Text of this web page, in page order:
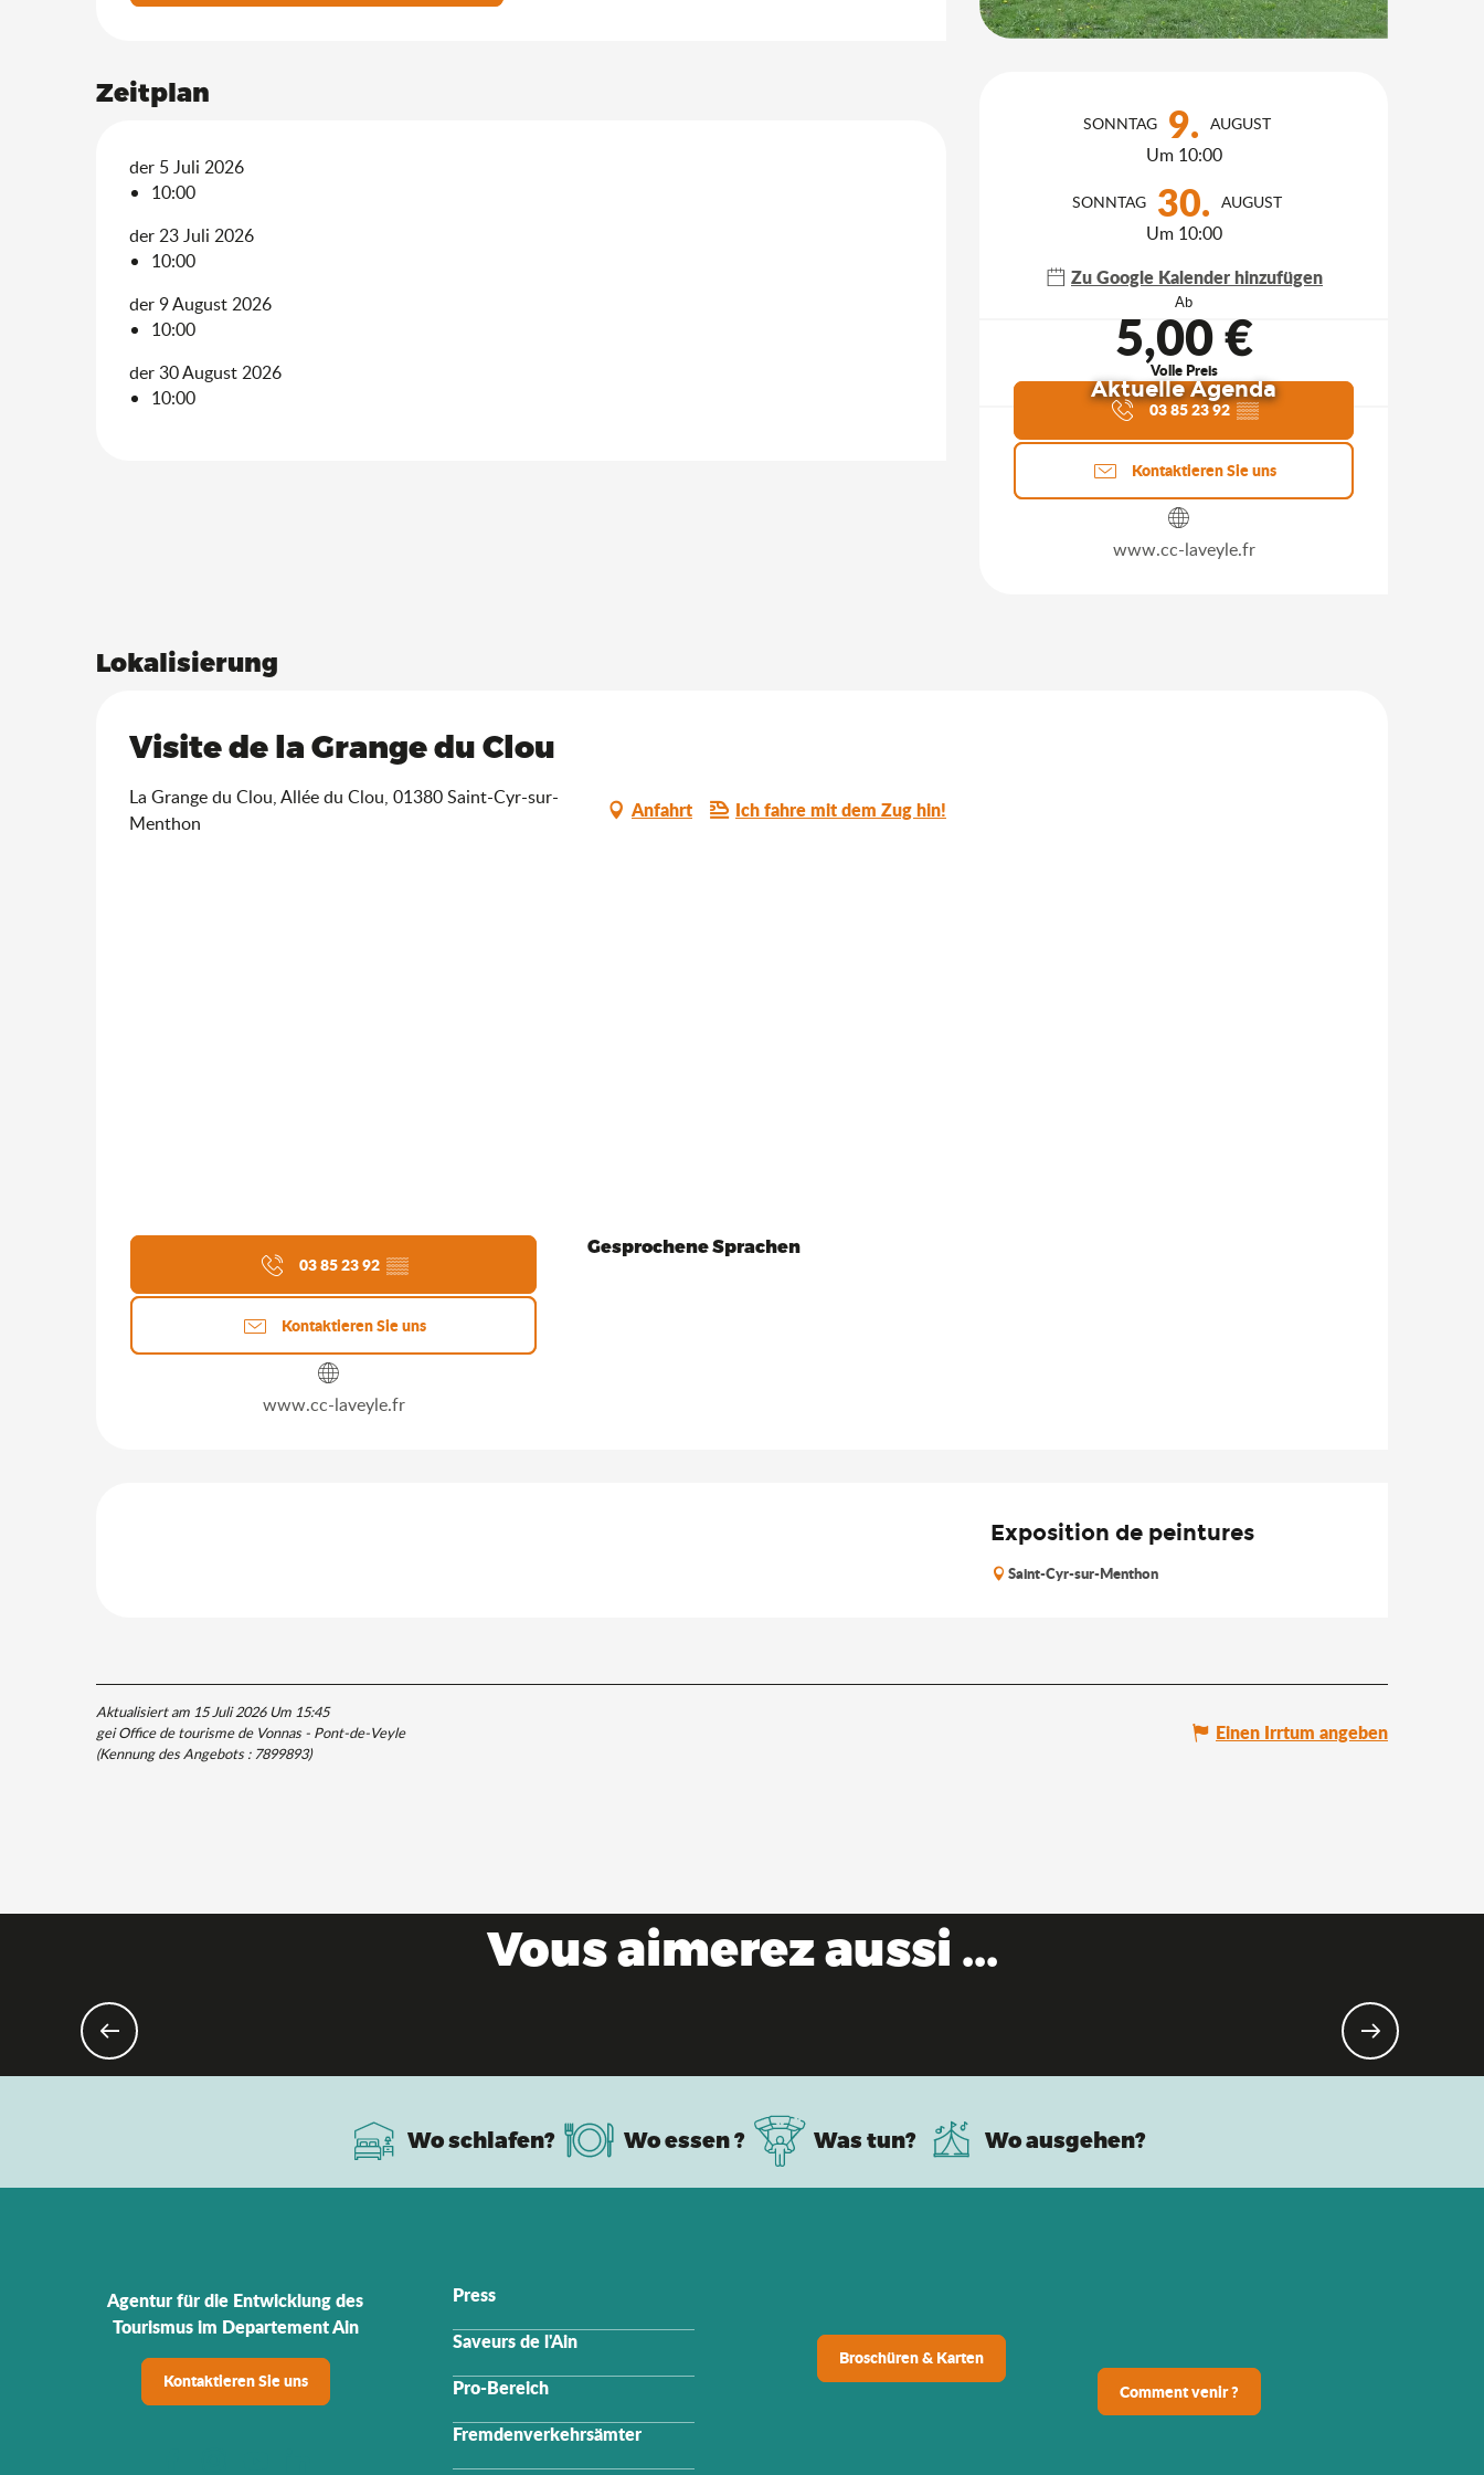
SONNTAG 9. AUGUST
Um 10:00
SONNTAG 30. AUGUST
Um 10:00
Zu Google Kalender hinzufügen
Ab
5,00 €
Volle Preis
Aktuelle Agenda
03 85 23 92▒▒
Kontaktieren Sie uns
www.cc-laveyle.fr
Zeitplan
der 5 Juli 2026
10:00
der 23 Juli 2026
10:00
der 9 August 2026
10:00
der 30 August 2026
10:00
Lokalisierung
Visite de la Grange du Clou
La Grange du Clou, Allée du Clou, 01380 Saint-Cyr-sur-
Menthon
Anfahrt Ich fahre mit dem Zug hin!
03 85 23 92 ▒▒
Kontaktieren Sie uns
www.cc-laveyle.fr
Gesprochene Sprachen
Gesprochene Sprachen
Exposition de peintures
Saint-Cyr-sur-Menthon
Aktualisiert am 15 Juli 2026 Um 15:45
gei Office de tourisme de Vonnas - Pont-de-Veyle
(Kennung des Angebots :7899893)
Einen Irrtum angeben
Vous aimerez aussi ...
Wo schlafen? Wo essen ? Was tun? Wo ausgehen?
Agentur für die Entwicklung des
Tourismus im Departement Ain
Kontaktieren Sie uns
Press
Saveurs de l'Ain
Pro-Bereich
Fremdenverkehrsämter
Broschüren & Karten
Comment venir ?